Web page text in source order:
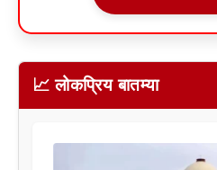
📈 लोकप्रिय बातम्या